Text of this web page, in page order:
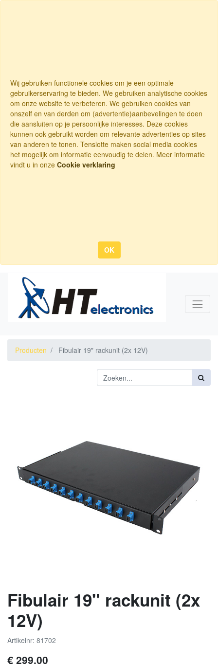
Wij gebruiken functionele cookies om je een optimale
gebruikerservaring te bieden. We gebruiken analytische cookies
om onze website te verbeteren. We gebruiken cookies van
onszelf en van derden om (advertentie)aanbevelingen te doen
die aansluiten op je persoonlijke interesses. Deze cookies
kunnen ook gebruikt worden om relevante advertenties op sites
van anderen te tonen. Tenslotte maken social media cookies
het mogelijk om informatie eenvoudig te delen. Meer informatie
vindt u in onze Cookie verklaring
OK
Producten Fibulair 19" rackunit (2x 12V)
Fibulair 19" rackunit (2x
12V)
Artikelnr: 81702
€ 299,00